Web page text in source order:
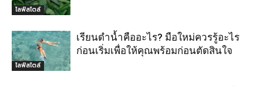
ไลฟ์สไตล์
ไลฟ์สไตล์
เรียนดำน้ำคืออะไร? มือใหม่ควรรู้อะไร
ก่อนเริ่มเพื่อให้คุณพร้อมก่อนตัดสินใจ